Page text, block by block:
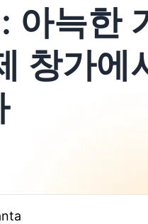
아늑한
창가에